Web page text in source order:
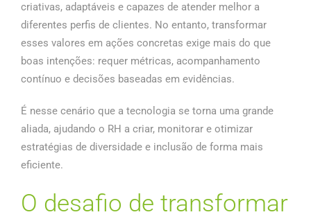
criativas, adaptáveis e capazes de atender melhor a
diferentes perfis de clientes. No entanto, transformar
esses valores em ações concretas exige mais do que
boas intenções: requer métricas, acompanhamento
contínuo e decisões baseadas em evidências.
É nesse cenário que a tecnologia se torna uma grande
aliada, ajudando o RH a criar, monitorar e otimizar
estratégias de diversidade e inclusão de forma mais
eficiente.
O desafio de transformar